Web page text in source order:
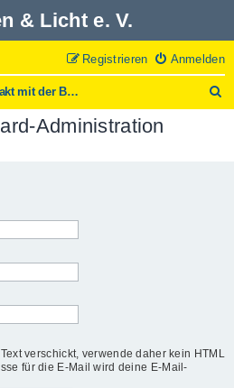
& Licht e. V.
Anmelden
Registrieren
Kontakt mit der Board-Administration aufnehmen
u
Administration
verschickt, verwende daher kein HTML
für die E-Mail wird deine E-Mail-